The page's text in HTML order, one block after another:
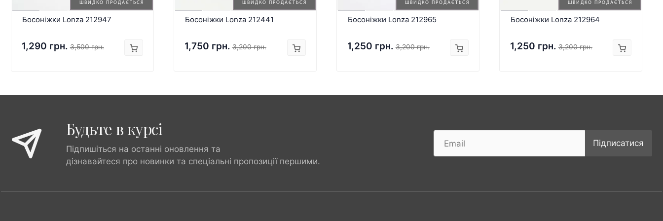
ШВИДКО ПРОДАЄТЬСЯ
Босоніжки Lonza 212947
1,290 грн. 3,500 грн.
ШВИДКО ПРОДАЄТЬСЯ
Босоніжки Lonza 212441
1,750 грн. 3,200 грн.
ШВИДКО ПРОДАЄТЬСЯ
Босоніжки Lonza 212965
1,250 грн. 3,200 грн.
ШВИДКО ПРОДАЄТЬСЯ
Босоніжки Lonza 212964
1,250 грн. 3,200 грн.
Будьте в курсі
Підпишіться на останні оновлення та
дізнавайтеся про новинки та спеціальні пропозиції першими.
Підписатися